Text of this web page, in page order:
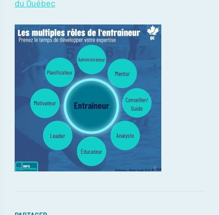
du Québec